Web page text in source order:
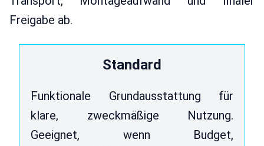
Freigabe ab.
Standard
Funktionale Grundausstattung für
klare, zweckmäßige Nutzung.
Geeignet, wenn Budget,